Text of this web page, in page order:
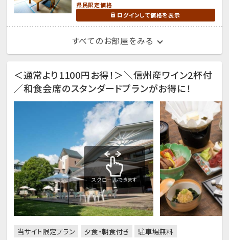
県民限定価格
ログインして価格を表示
すべてのお部屋をみる
＜通常より1100円お得！＞＼信州産ワイン2杯付
／和食会席のスタンダードプランがお得に！
スクロールできます
当サイト限定プラン 夕食・朝食付き 駐車場無料